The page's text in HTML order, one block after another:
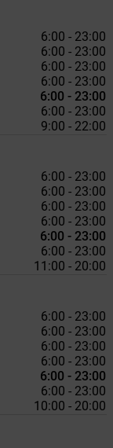
6:00 - 23:00
6:00 - 23:00
6:00 - 23:00
6:00 - 23:00
6:00 - 23:00
6:00 - 23:00
9:00 - 22:00
6:00 - 23:00
6:00 - 23:00
6:00 - 23:00
6:00 - 23:00
6:00 - 23:00
6:00 - 23:00
11:00 - 20:00
6:00 - 23:00
6:00 - 23:00
6:00 - 23:00
6:00 - 23:00
6:00 - 23:00
6:00 - 23:00
10:00 - 20:00